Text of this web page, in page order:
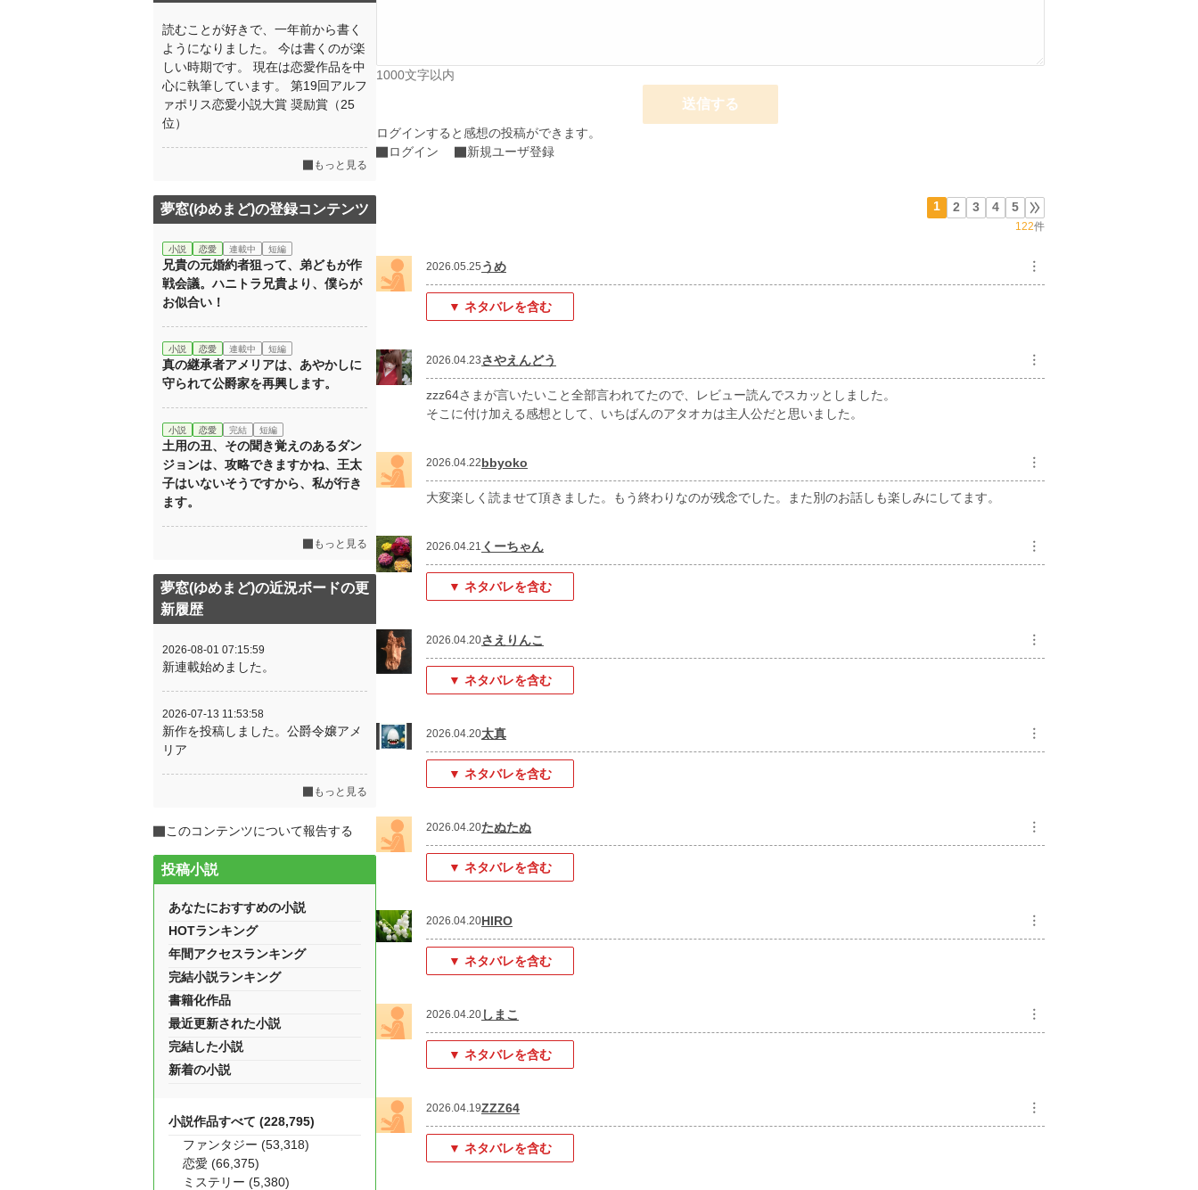
1000文字以内
送信する
ログインすると感想の投稿ができます。
ログイン
新規ユーザ登録
1 2 3 4 5
122件
2026.05.25 うめ ︙
▼ ネタバレを含む
2026.04.23さやえんどう ︙
zzz64さまが言いたいこと全部言われてたので、レビュー読んでスカッとしました。
そこに付け加える感想として、いちばんのアタオカは主人公だと思いました。
2026.04.22bbyoko ︙
大変楽しく読ませて頂きました。もう終わりなのが残念でした。また別のお話しも楽しみにしてます。
2026.04.21 くーちゃん ︙
▼ ネタバレを含む
2026.04.20さえりんこ ︙
▼ ネタバレを含む
2026.04.20太真 ︙
▼ ネタバレを含む
2026.04.20たぬたぬ ︙
▼ ネタバレを含む
2026.04.20HIRO ︙
▼ ネタバレを含む
2026.04.20 しまこ ︙
▼ ネタバレを含む
2026.04.19ZZZ64 ︙
▼ ネタバレを含む
読むことが好きで、一年前から書く
ようになりました。 今は書くのが楽
しい時期です。 現在は恋愛作品を中
心に執筆しています。 第19回アルフ
ァポリス恋愛小説大賞 奨励賞（25
位）
もっと見る
夢窓(ゆめまど)の登録コンテンツ
小説 恋愛 連載中 短編
兄貴の元婚約者狙って、弟どもが作
戦会議。ハニトラ兄貴より、僕らが
お似合い！
小説 恋愛 連載中 短編
真の継承者アメリアは、あやかしに
守られて公爵家を再興します。
小説 恋愛 完結 短編
土用の丑、その聞き覚えのあるダン
ジョンは、攻略できますかね、王太
子はいないそうですから、私が行き
ます。
もっと見る
夢窓(ゆめまど)の近況ボードの更
新履歴
2026-08-01 07:15:59
新連載始めました。
2026-07-13 11:53:58
新作を投稿しました。公爵令嬢アメ
リア
もっと見る
このコンテンツについて報告する
投稿小説
あなたにおすすめの小説
HOTランキング
年間アクセスランキング
完結小説ランキング
書籍化作品
最近更新された小説
完結した小説
新着の小説
小説作品すべて (228,795)
ファンタジー (53,318)
恋愛 (66,375)
ミステリー (5,380)